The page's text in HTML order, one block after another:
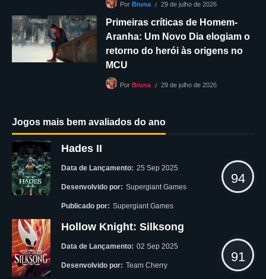
Por Bruna 29 de julho de 2026
Primeiras críticas de Homem-
Aranha: Um Novo Dia elogiam o
retorno do herói às origens no
MCU
Por Bruna 29 de julho de 2026
Jogos mais bem avaliados do ano
Hades II
Data de Lançamento: 25 Sep 2025
Desenvolvido por: Supergiant Games
Publicado por: Supergiant Games
94
Hollow Knight: Silksong
Data de Lançamento: 02 Sep 2025
Desenvolvido por: Team Cherry
91